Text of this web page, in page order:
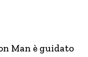
Man è guidato